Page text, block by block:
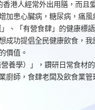
港人經常外出用膳，而且
加患心臟病，糖尿病，痛風
、「有營食肆」的健康標
功提倡全民健康飲食，我
價值。
養學）」，鑽研日常食材
廚師，食肆老闆及飲食業